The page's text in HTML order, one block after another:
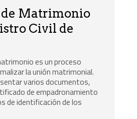
Matrimonio
Civil de
es un proceso
la unión matrimonial.
varios documentos,
de empadronamiento
de identificación de los